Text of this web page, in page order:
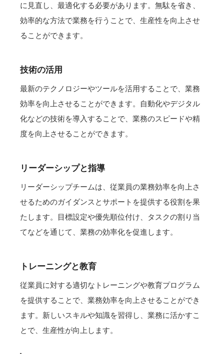
に見直し、最適化する必要があります。無駄を省き、
効率的な方法で業務を行うことで、生産性を向上させ
ることができます。
技術の活用
最新のテクノロジーやツールを活用することで、業務
効率を向上させることができます。自動化やデジタル
化などの技術を導入することで、業務のスピードや精
度を向上させることができます。
リーダーシップと指導
リーダーシップチームは、従業員の業務効率を向上さ
せるためのガイダンスとサポートを提供する役割を果
たします。目標設定や優先順位付け、タスクの割り当
てなどを通じて、業務の効率化を促進します。
トレーニングと教育
従業員に対する適切なトレーニングや教育プログラム
を提供することで、業務効率を向上させることができ
ます。新しいスキルや知識を習得し、業務に活かすこ
とで、生産性が向上します。